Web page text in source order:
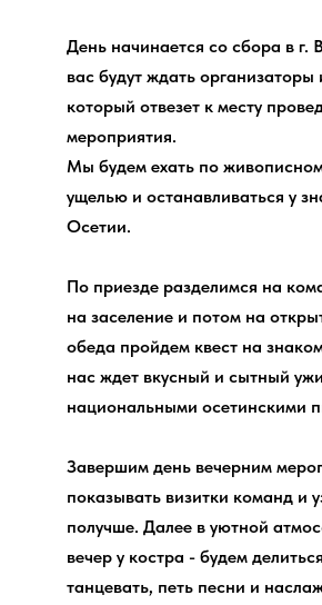
День начинается со сбора в г.
вас будут ждать организаторы
который отвезет к месту
мероприятия.
Мы будем ехать по
ущелью и останавливаться у
Осетии.
По приезде разделимся на
на заселение и потом на
обеда пройдем квест на
нас ждет вкусный и сытный
национальными осетинскими
Завершим день вечерним
показывать визитки команд и
получше. Далее в уютной
вечер у костра - будем
танцевать, петь песни и